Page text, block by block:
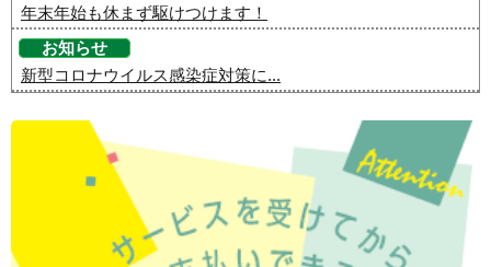
年末年始も休まず駆けつけます！
お知らせ
新型コロナウイルス感染症対策に...